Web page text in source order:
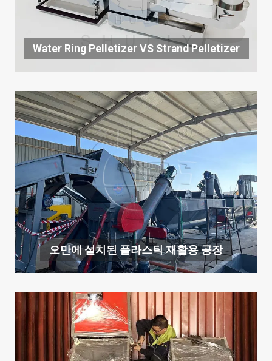
Water Ring Pelletizer VS Strand Pelletizer
오만에 설치된 플라스틱 재활용 공장